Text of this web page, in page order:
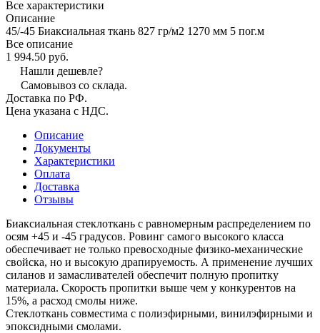
Все характеристики
Описание
45/-45 Биаксиальная ткань 827 гр/м2 1270 мм 5 пог.м
Все описание
1 994.50 руб.
Нашли дешевле?
Самовывоз со склада.
Доставка по РФ.
Цена указана с НДС.
Описание
Документы
Характеристики
Оплата
Доставка
Отзывы
Биаксиальная стеклоткань с равномерным распределением по
осям +45 и -45 градусов. Ровинг самого высокого класса
обеспечивает не только превосходные физико-механические
свойска, но и высокую драпируемость. А применение лучших
силанов и замасливателей обеспечит полную пропитку
материала. Скорость пропитки выше чем у конкурентов на
15%, а расход смолы ниже.
Стеклоткань совместима с полиэфирными, винилэфирными и
эпоксидными смолами.